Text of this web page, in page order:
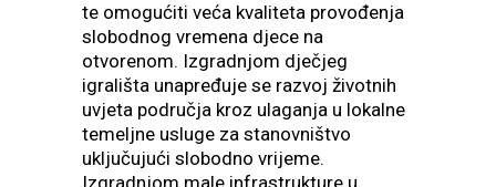
te omogućiti veća kvaliteta provođenja
slobodnog vremena djece na
otvorenom. Izgradnjom dječjeg
igrališta unapređuje se razvoj životnih
uvjeta područja kroz ulaganja u lokalne
temeljne usluge za stanovništvo
uključujući slobodno vrijeme.
Izgradnjom male infrastrukture u